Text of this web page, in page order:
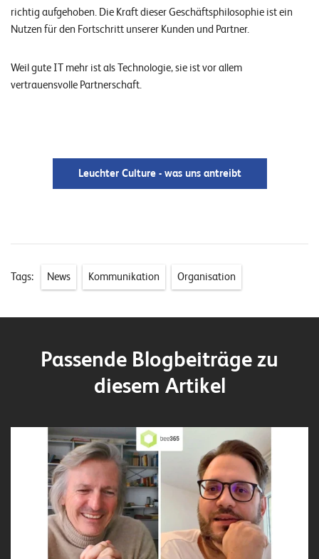
o
l
t
richtig aufgehoben. Die Kraft dieser Geschäftsphilosophie ist ein
Nutzen für den Fortschritt unserer Kunden und Partner.
Weil gute IT mehr ist als Technologie, sie ist vor allem
vertrauensvolle Partnerschaft.
Leuchter Culture - was uns antreibt
Tags: News Kommunikation Organisation
Passende Blogbeiträge zu
diesem Artikel